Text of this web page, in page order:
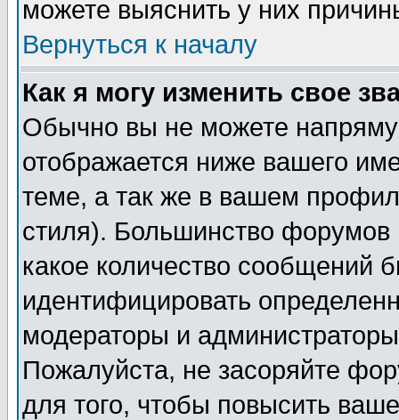
можете выяснить у них
Вернуться к началу
Как я могу изменить свое
Обычно вы не можете
отображается ниже вашего
теме, а так же в вашем
стиля). Большинство форумов
какое количество сообщений
идентифицировать
модераторы и
Пожалуйста, не засоряйте
для того, чтобы повысить